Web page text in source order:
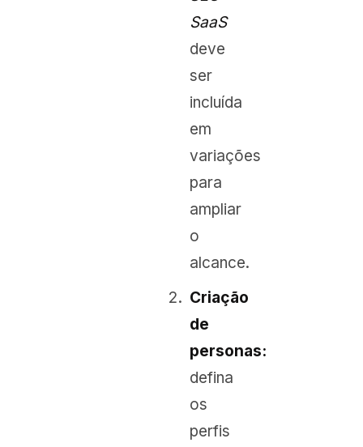
SaaS
deve
ser
incluída
em
variações
para
ampliar
o
alcance.
Criação
de
personas:
defina
os
perfis